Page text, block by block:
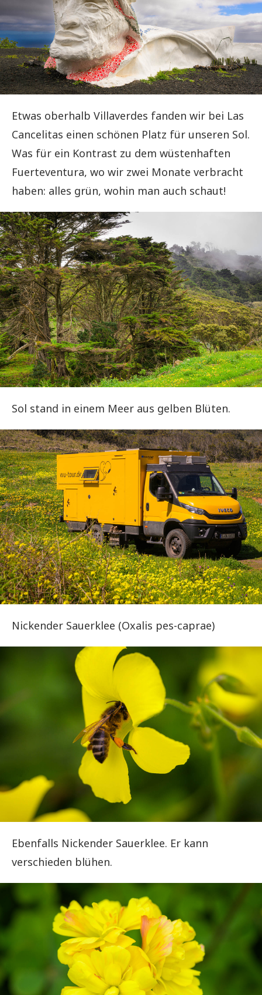
Etwas oberhalb Villaverdes fanden wir bei Las
Cancelitas einen schönen Platz für unseren Sol.
Was für ein Kontrast zu dem wüstenhaften
Fuerteventura, wo wir zwei Monate verbracht
haben: alles grün, wohin man auch schaut!
Sol stand in einem Meer aus gelben Blüten.
Nickender Sauerklee (Oxalis pes-caprae)
Ebenfalls Nickender Sauerklee. Er kann
verschieden blühen.